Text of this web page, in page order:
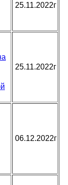
25.11.2022г
25.11.2022г
06.12.2022г